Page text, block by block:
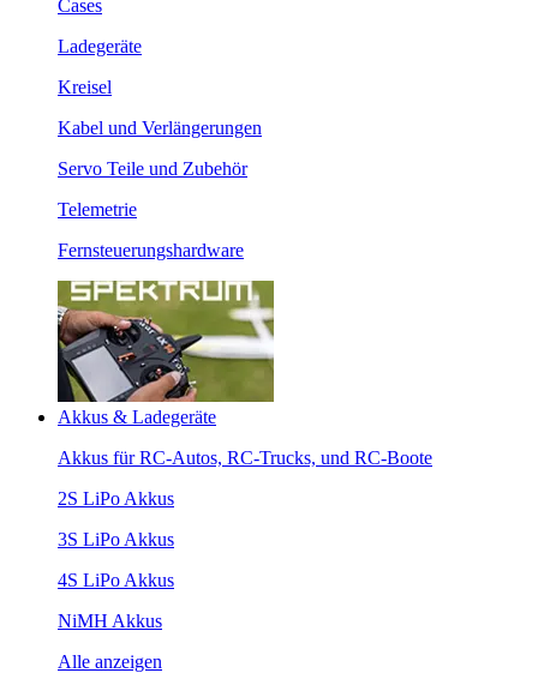
Cases
Ladegeräte
Kreisel
Kabel und Verlängerungen
Servo Teile und Zubehör
Telemetrie
Fernsteuerungshardware
Akkus & Ladegeräte
Akkus für RC-Autos, RC-Trucks, und RC-Boote
2S LiPo Akkus
3S LiPo Akkus
4S LiPo Akkus
NiMH Akkus
Alle anzeigen